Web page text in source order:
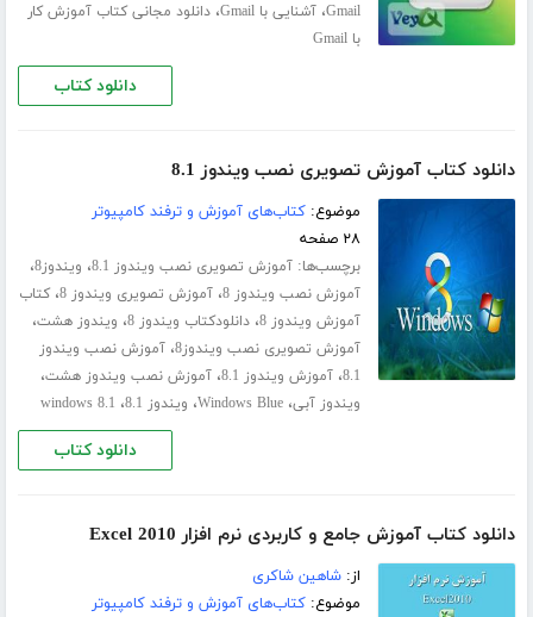
Gmail،آشنایی با Gmail ،دانلود مجانی کتاب آموزش کار
با Gmail
دانلود کتاب
دانلود کتاب آموزش تصویری نصب ویندوز 8.1
موضوع:کتاب‌های آموزش و ترفند کامپیوتر
۲۸ صفحه
برچسب‌ها:آموزش تصویری نصب ویندوز 8.1 ، ویندوز8 ،
آموزش نصب ویندوز 8 ،آموزش تصویری ویندوز 8 ،کتاب
آموزش ویندوز 8 ،دانلودکتاب ویندوز 8 ، ویندوز هشت،
آموزش تصویری نصب ویندوز8 ،آموزش نصب ویندوز
8.1،آموزش ویندوز 8.1 ،آموزش نصب ویندوز هشت،
ویندوز آبی،Windows Blue، ویندوز 8.1 ، windows 8.1
دانلود کتاب
دانلود کتاب آموزش جامع و کاربردی نرم افزار Excel 2010
از:شاهین شاکری
موضوع:کتاب‌های آموزش و ترفند کامپیوتر